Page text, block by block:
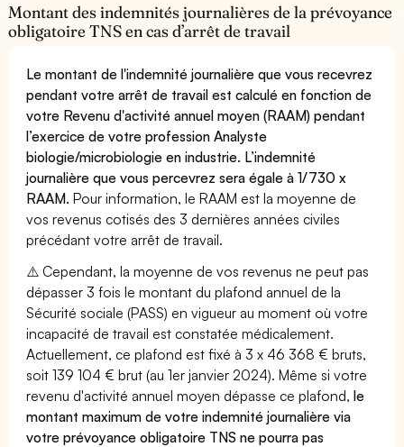
Montant des indemnités journalières de la prévoyance
obligatoire TNS en cas d’arrêt de travail
Le montant de l'indemnité journalière que vous recevrez
pendant votre arrêt de travail est calculé en fonction de
votre Revenu d'activité annuel moyen (RAAM) pendant
l’exercice de votre profession Analyste
biologie/microbiologie en industrie. L’indemnité
journalière que vous percevrez sera égale à 1/730 x
RAAM. Pour information, le RAAM est la moyenne de
vos revenus cotisés des 3 dernières années civiles
précédant votre arrêt de travail.
⚠️ Cependant, la moyenne de vos revenus ne peut pas
dépasser 3 fois le montant du plafond annuel de la
Sécurité sociale (PASS) en vigueur au moment où votre
incapacité de travail est constatée médicalement.
Actuellement, ce plafond est fixé à 3 x 46 368 € bruts,
soit 139 104 € brut (au 1er janvier 2024). Même si votre
revenu d'activité annuel moyen dépasse ce plafond,le
montant maximum de votre indemnité journalière via
votre prévoyance obligatoire TNS ne pourra pas